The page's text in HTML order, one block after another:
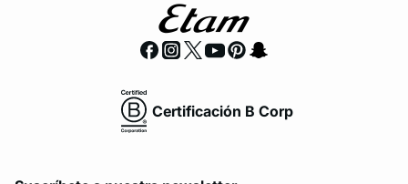
Certificación B Corp